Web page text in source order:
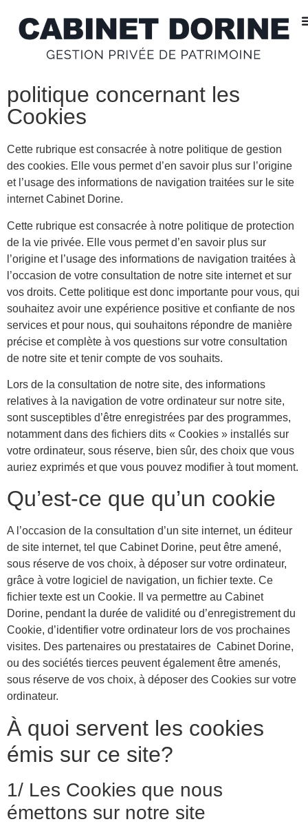
politique concernant les
Cookies
Cette rubrique est consacrée à notre politique de gestion
des cookies. Elle vous permet d’en savoir plus sur l’origine
et l’usage des informations de navigation traitées sur le site
internet Cabinet Dorine.
Cette rubrique est consacrée à notre politique de protection
de la vie privée. Elle vous permet d’en savoir plus sur
l’origine et l’usage des informations de navigation traitées à
l’occasion de votre consultation de notre site internet et sur
vos droits. Cette politique est donc importante pour vous, qui
souhaitez avoir une expérience positive et confiante de nos
services et pour nous, qui souhaitons répondre de manière
précise et complète à vos questions sur votre consultation
de notre site et tenir compte de vos souhaits.
Lors de la consultation de notre site, des informations
relatives à la navigation de votre ordinateur sur notre site,
sont susceptibles d’être enregistrées par des programmes,
notamment dans des fichiers dits « Cookies » installés sur
votre ordinateur, sous réserve, bien sûr, des choix que vous
auriez exprimés et que vous pouvez modifier à tout moment.
Qu’est-ce que qu’un cookie
A l’occasion de la consultation d’un site internet, un éditeur
de site internet, tel que Cabinet Dorine, peut être amené,
sous réserve de vos choix, à déposer sur votre ordinateur,
grâce à votre logiciel de navigation, un fichier texte. Ce
fichier texte est un Cookie. Il va permettre au Cabinet
Dorine, pendant la durée de validité ou d’enregistrement du
Cookie, d’identifier votre ordinateur lors de vos prochaines
visites. Des partenaires ou prestataires de Cabinet Dorine,
ou des sociétés tierces peuvent également être amenés,
sous réserve de vos choix, à déposer des Cookies sur votre
ordinateur.
À quoi servent les cookies
émis sur ce site?
1/ Les Cookies que nous
émettons sur notre site